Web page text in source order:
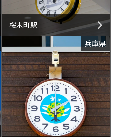
桜木町駅
兵庫県